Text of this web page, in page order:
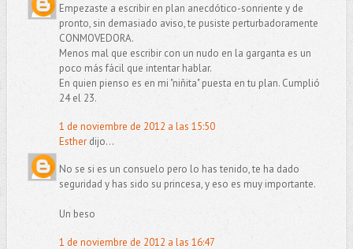
Empezaste a escribir en plan anecdótico-sonriente y de
pronto, sin demasiado aviso, te pusiste perturbadoramente
CONMOVEDORA.
Menos mal que escribir con un nudo en la garganta es un
poco más fácil que intentar hablar.
En quien pienso es en mi "niñita" puesta en tu plan. Cumplió
24 el 23.
1 de noviembre de 2012 a las 15:50
Estherdijo...
No se si es un consuelo pero lo has tenido, te ha dado
seguridad y has sido su princesa, y eso es muy importante.
Un beso
1 de noviembre de 2012 a las 16:47